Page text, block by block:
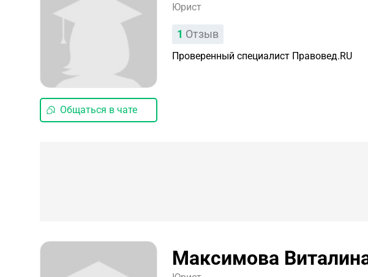
Общаться в чате
Юрист
1 Отзыв
Проверенный специалист Правовед.RU
Максимова